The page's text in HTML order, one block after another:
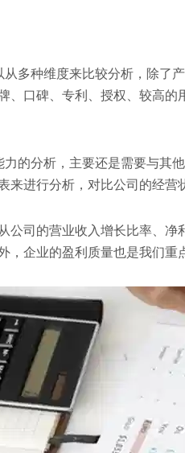
从多种维度来比较分析，除了
、口碑、专利、授权、较高
力的分析，主要还是需要与其
进行分析，对比公司的经营
公司的营业收入增长比率、
企业的盈利质量也是我们重